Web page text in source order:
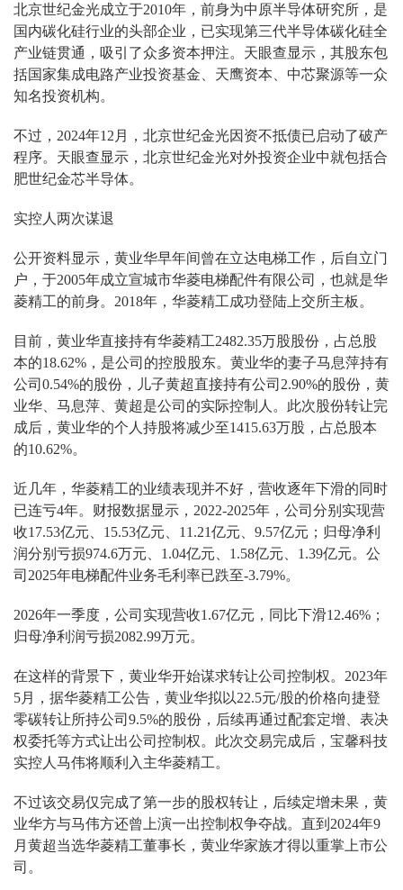
北京世纪金光成立于2010年，前身为中原半导体研究所，是
国内碳化硅行业的头部企业，已实现第三代半导体碳化硅全
产业链贯通，吸引了众多资本押注。天眼查显示，其股东包
括国家集成电路产业投资基金、天鹰资本、中芯聚源等一众
知名投资机构。
不过，2024年12月，北京世纪金光因资不抵债已启动了破产
程序。天眼查显示，北京世纪金光对外投资企业中就包括合
肥世纪金芯半导体。
实控人两次谋退
公开资料显示，黄业华早年间曾在立达电梯工作，后自立门
户，于2005年成立宣城市华菱电梯配件有限公司，也就是华
菱精工的前身。2018年，华菱精工成功登陆上交所主板。
目前，黄业华直接持有华菱精工2482.35万股股份，占总股
本的18.62%，是公司的控股股东。黄业华的妻子马息萍持有
公司0.54%的股份，儿子黄超直接持有公司2.90%的股份，黄
业华、马息萍、黄超是公司的实际控制人。此次股份转让完
成后，黄业华的个人持股将减少至1415.63万股，占总股本
的10.62%。
近几年，华菱精工的业绩表现并不好，营收逐年下滑的同时
已连亏4年。财报数据显示，2022-2025年，公司分别实现营
收17.53亿元、15.53亿元、11.21亿元、9.57亿元；归母净利
润分别亏损974.6万元、1.04亿元、1.58亿元、1.39亿元。公
司2025年电梯配件业务毛利率已跌至-3.79%。
2026年一季度，公司实现营收1.67亿元，同比下滑12.46%；
归母净利润亏损2082.99万元。
在这样的背景下，黄业华开始谋求转让公司控制权。2023年
5月，据华菱精工公告，黄业华拟以22.5元/股的价格向捷登
零碳转让所持公司9.5%的股份，后续再通过配套定增、表决
权委托等方式让出公司控制权。此次交易完成后，宝馨科技
实控人马伟将顺利入主华菱精工。
不过该交易仅完成了第一步的股权转让，后续定增未果，黄
业华方与马伟方还曾上演一出控制权争夺战。直到2024年9
月黄超当选华菱精工董事长，黄业华家族才得以重掌上市公
司。